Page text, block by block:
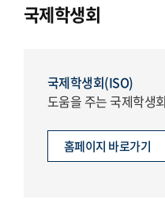
한
국제학생회
국제학생회(ISO)
도움을 주는 국제학생회
홈페이지 바로가기